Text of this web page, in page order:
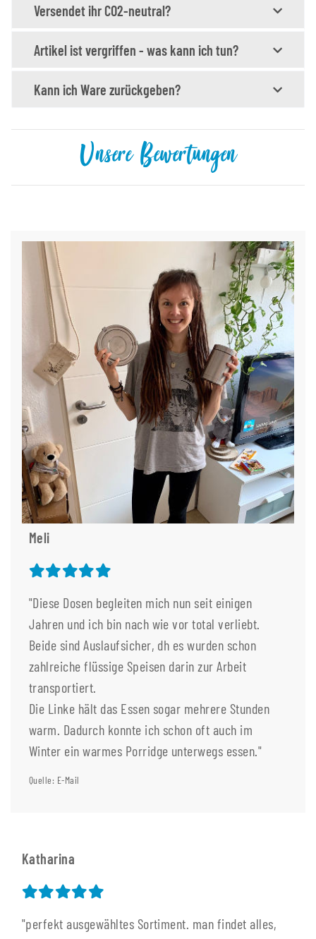
Versendet ihr CO2-neutral?
Artikel ist vergriffen - was kann ich tun?
Kann ich Ware zurückgeben?
Unsere Bewertungen
Meli
"Diese Dosen begleiten mich nun seit einigen
Jahren und ich bin nach wie vor total verliebt.
Beide sind Auslaufsicher, dh es wurden schon
zahlreiche flüssige Speisen darin zur Arbeit
transportiert.
Die Linke hält das Essen sogar mehrere Stunden
warm. Dadurch konnte ich schon oft auch im
Winter ein warmes Porridge unterwegs essen."
Quelle: E-Mail
Katharina
"perfekt ausgewähltes Sortiment. man findet alles,